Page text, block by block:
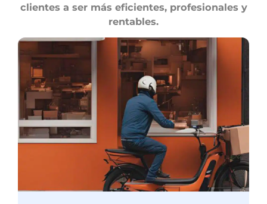
clientes a ser más eficientes, profesionales y
rentables.